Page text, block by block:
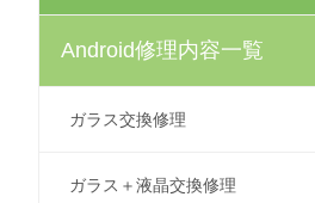
Android修理内容一覧
ガラス交換修理
ガラス＋液晶交換修理